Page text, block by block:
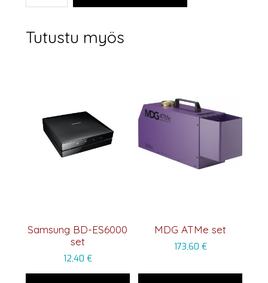
S6950EU
Tutustu myös
Samsung BD-ES6000
set
12,40 €
MDG ATMe set
173,60 €